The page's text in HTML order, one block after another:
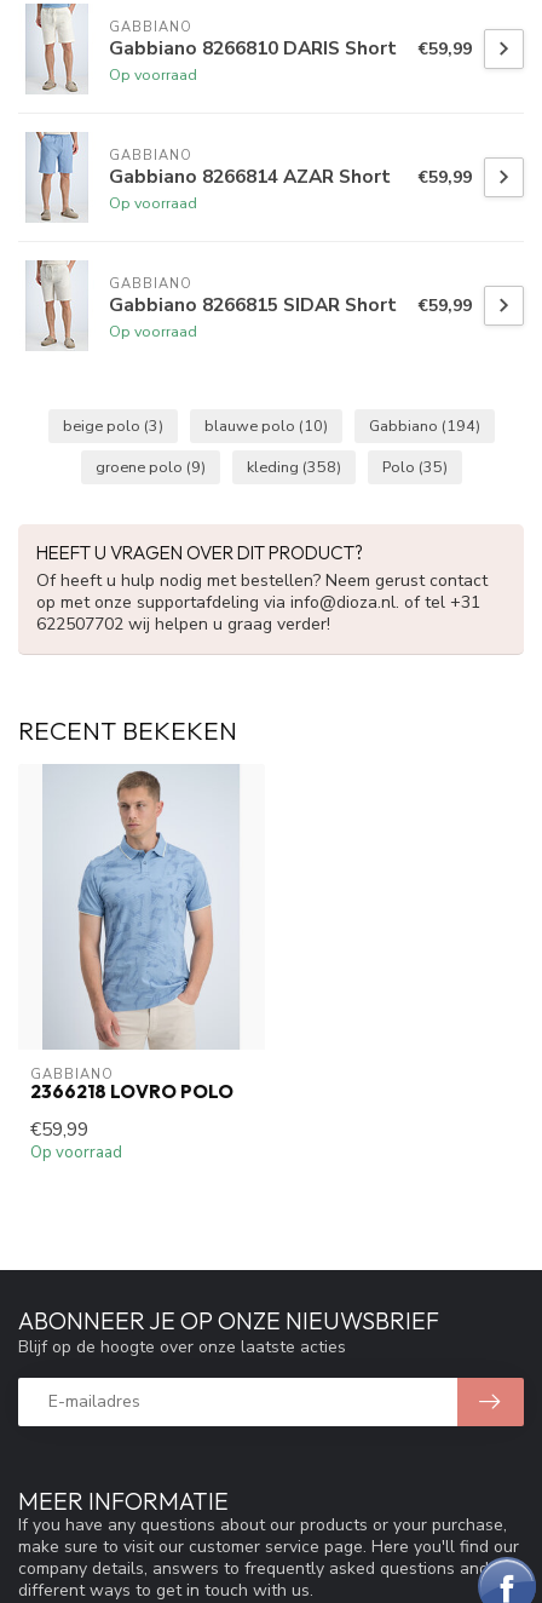
GABBIANO
Gabbiano 8266810 DARIS Short
Op voorraad
€59,99
GABBIANO
Gabbiano 8266814 AZAR Short
Op voorraad
€59,99
GABBIANO
Gabbiano 8266815 SIDAR Short
Op voorraad
€59,99
beige polo (3) blauwe polo (10) Gabbiano (194)
groene polo (9) kleding (358) Polo (35)
HEEFT U VRAGEN OVER DIT PRODUCT?
Of heeft u hulp nodig met bestellen? Neem gerust contact
op met onze supportafdeling via info@dioza.nl. of tel +31
622507702 wij helpen u graag verder!
RECENT BEKEKEN
GABBIANO
2366218 LOVRO POLO
€59,99
Op voorraad
MEER INFORMATIE
If you have any questions about our products or your purchase,
make sure to visit our customer service page. Here you'll find our
company details, answers to frequently asked questions and
different ways to get in touch with us.
ABONNEER JE OP ONZE NIEUWSBRIEF
Blijf op de hoogte over onze laatste acties